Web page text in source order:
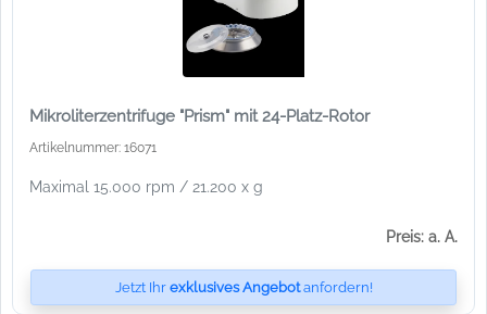
Mikroliterzentrifuge "Prism" mit 24-Platz-Rotor
Artikelnummer: 16071
Maximal 15.000 rpm / 21.200 x g
Preis: a. A.
Jetzt Ihr exklusives Angebotanfordern!